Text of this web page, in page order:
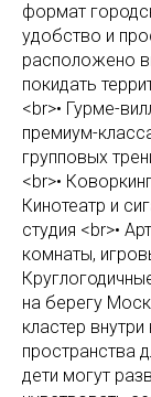
формат
удобство и
расположено
покидать
<br>• Гурме-
премиум-
групповых
<br>•
Кинотеатр и
студия <br>•
комнаты,
на берегу
кластер
пространства
дети могут